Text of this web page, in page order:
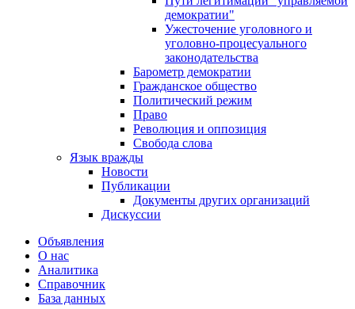
демократии"
Ужесточение уголовного и
уголовно-процесуального
законодательства
Барометр демократии
Гражданское общество
Политический режим
Право
Революция и оппозиция
Свобода слова
Язык вражды
Новости
Публикации
Документы других организаций
Дискуссии
Объявления
О нас
Аналитика
Справочник
База данных